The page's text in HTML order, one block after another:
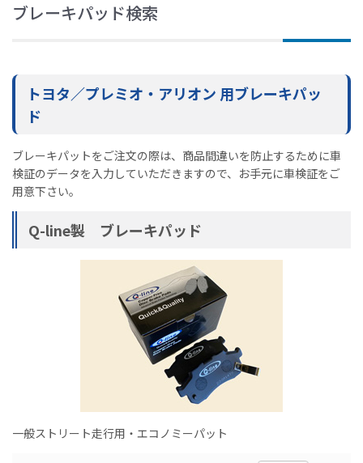
ブレーキパッド検索
トヨタ／プレミオ・アリオン 用ブレーキパッ
ド
ブレーキパットをご注文の際は、商品間違いを防止するために車
検証のデータを入力していただきますので、お手元に車検証をご
用意下さい。
Q-line製 ブレーキパッド
一般ストリート走行用・エコノミーパット